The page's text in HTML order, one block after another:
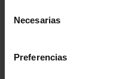
Necesarias
Preferencias
En las jornadas
sancionadora de la